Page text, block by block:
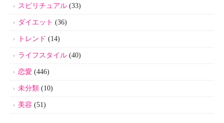
スピリチュアル (33)
ダイエット (36)
トレンド (14)
ライフスタイル (40)
恋愛 (446)
未分類 (10)
美容 (51)